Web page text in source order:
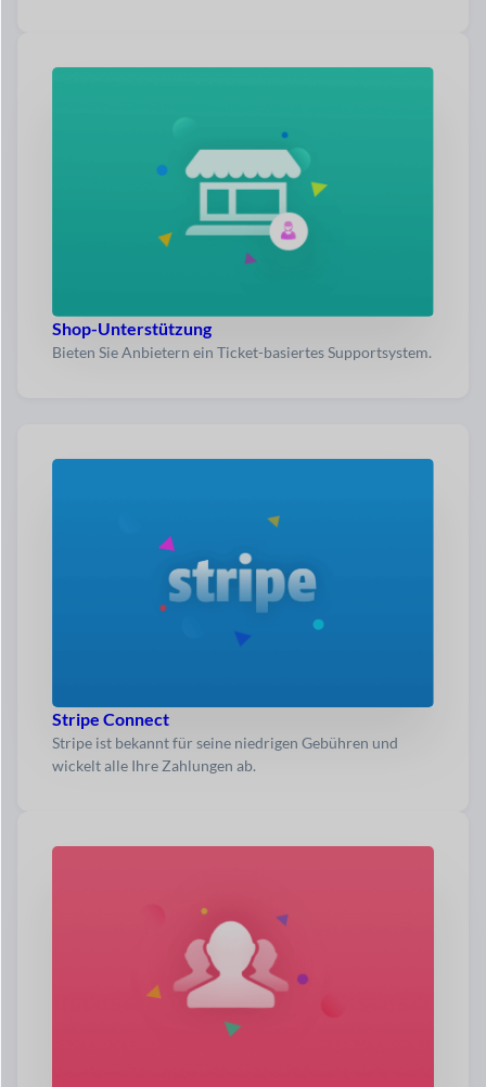
Shop-Unterstützung
Bieten Sie Anbietern ein Ticket-basiertes Supportsystem.
Stripe Connect
Stripe ist bekannt für seine niedrigen Gebühren und
wickelt alle Ihre Zahlungen ab.